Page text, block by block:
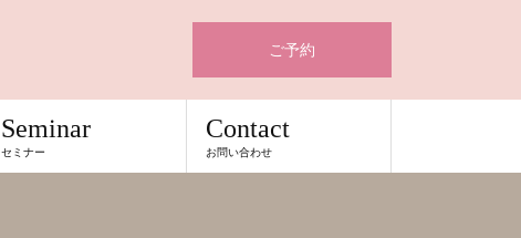
ご予約
Seminar
セミナー
Contact
お問い合わせ